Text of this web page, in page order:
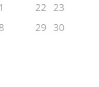
22 23
29
30